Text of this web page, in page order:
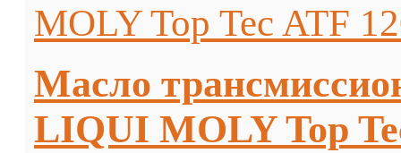
Масло
LIQUI MOLY Top